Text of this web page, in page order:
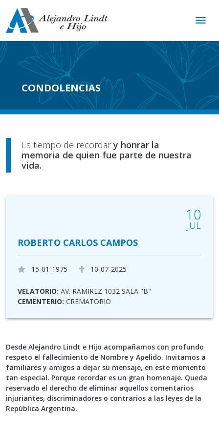
menu
CONDOLENCIAS
Es tiempo de recordary honrar la
memoria de quien fue parte de nuestra
vida.
ROBERTO CARLOS CAMPOS
15-01-1975 10-07-2025
10
JUL
VELATORIO: AV. RAMIREZ 1032 SALA "B"
CEMENTERIO: CREMATORIO
Desde Alejandro Lindt e Hijo acompañamos con profundo
respeto el fallecimiento de Nombre y Apelido. Invitamos a
familiares y amigos a dejar su mensaje, en este momento
tan especial. Porque recordar es un gran homenaje. Queda
reservado el derecho de eliminar aquellos comentarios
injuriantes, discriminadores o contrarios a las leyes de la
República Argentina.